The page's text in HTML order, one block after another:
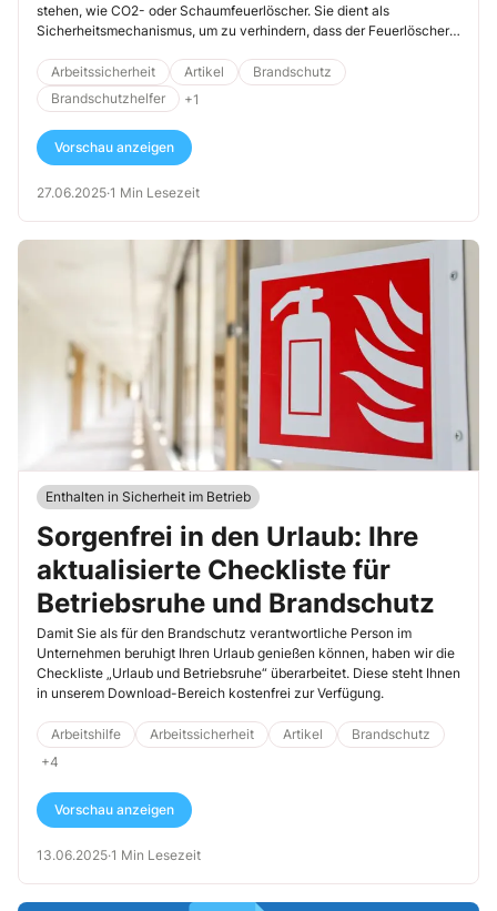
stehen, wie CO2- oder Schaumfeuerlöscher. Sie dient als
Sicherheitsmechanismus, um zu verhindern, dass der Feuerlöscher
Arbeitssicherheit
Artikel
Brandschutz
Brandschutzhelfer
+1
Vorschau anzeigen
27.06.2025·1 Min Lesezeit
Enthalten in Sicherheit im Betrieb
Sorgenfrei in den Urlaub: Ihre
aktualisierte Checkliste für
Betriebsruhe und Brandschutz
Damit Sie als für den Brandschutz verantwortliche Person im
Unternehmen beruhigt Ihren Urlaub genießen können, haben wir die
Checkliste „Urlaub und Betriebsruhe“ überarbeitet. Diese steht Ihnen
in unserem Download-Bereich kostenfrei zur Verfügung.
Arbeitshilfe Arbeitssicherheit Artikel
Brandschutz
+4
Vorschau anzeigen
13.06.2025·1 Min Lesezeit